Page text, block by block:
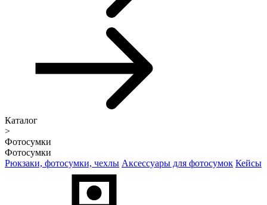
Каталог
>
Фотосумки
Фотосумки
Рюкзаки, фотосумки, чехлы Аксессуары для фотосумок Кейсы